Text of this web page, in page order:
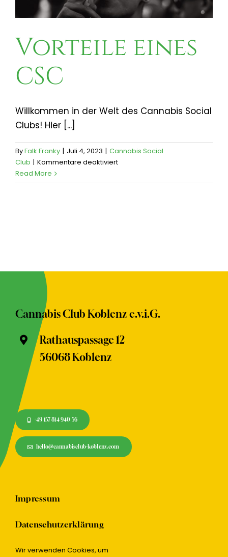
Vorteile eines
CSC
Willkommen in der Welt des Cannabis Social
Clubs! Hier [...]
ByFalk Franky | Juli 4, 2023 | Cannabis Social
Club | Kommentare deaktiviertfür
eines
Read More
Cannabis Club Koblenz e.v.i.G.
Rathauspassage 12
56068 Koblenz
+49 157 814 940 56
hello@cannabisclub-koblenz.com
Impressum
Datenschutzerklärung
Wir verwenden Cookies, um